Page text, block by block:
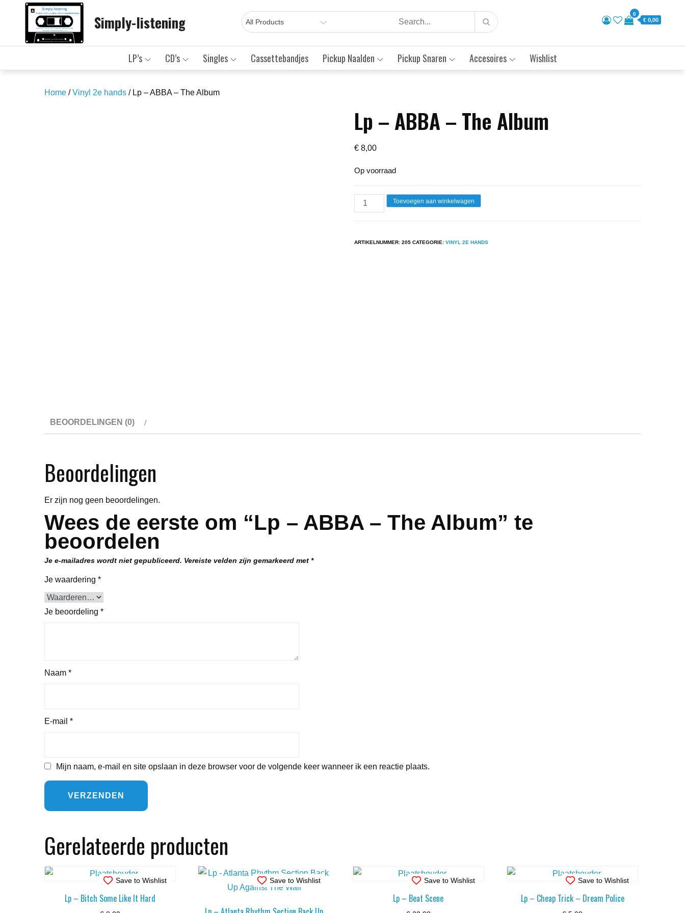
Simply-listening 0
€ 0,00
LP’s CD’s Singles Cassettebandjes Pickup Naalden Pickup Snaren Accesoires Wishlist
Home /Vinyl 2e hands / Lp – ABBA – The Album
Lp – ABBA – The Album
€ 8,00
Op voorraad
-
-
Toevoegen aan winkelwagen
ARTIKELNUMMER:205 CATEGORIE:VINYL 2E HANDS
BEOORDELINGEN (0)
Beoordelingen
Er zijn nog geen beoordelingen.
Wees de eerste om “Lp – ABBA – The Album” te
beoordelen
Je e-mailadres wordt niet gepubliceerd. Vereiste velden zijn gemarkeerd met *
Je waardering *
Je beoordeling *
Naam *
E-mail *
Mijn naam, e-mail en site opslaan in deze browser voor de volgende keer wanneer ik een reactie plaats.
Gerelateerde producten
Save to Wishlist
Lp – Bitch Some Like It Hard
Save to Wishlist Save to Wishlist
Lp – Beat Scene
Save to Wishlist
Lp – Cheap Trick – Dream Police